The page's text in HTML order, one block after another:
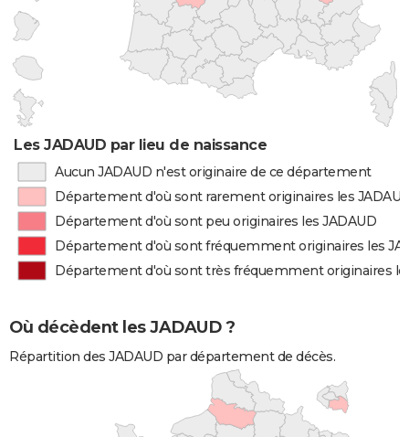
Les JADAUD par lieu de naissance
Aucun JADAUD n'est originaire de ce département
Département d'où sont rarement originaires les
Département d'où sont peu originaires les JADAUD
Département d'où sont fréquemment originaires les
Département d'où sont très fréquemment originaires
Où décèdent les JADAUD ?
Répartition des JADAUD par département de décès.